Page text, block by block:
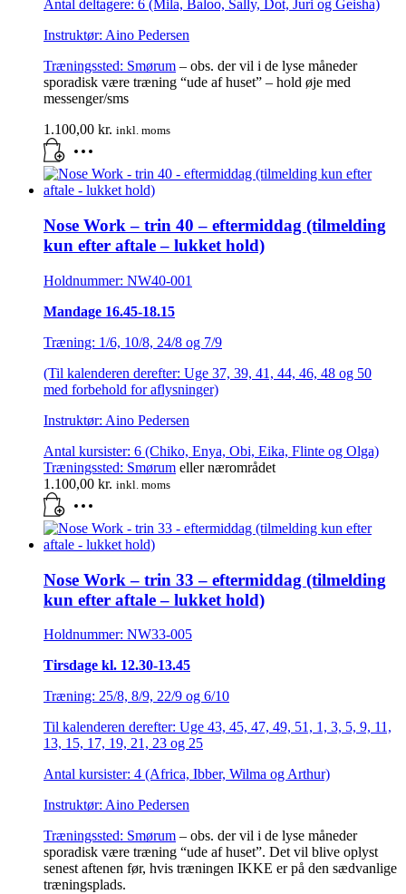
Antal deltagere: 6 (Mila, Baloo, Sally, Dot, Juri og Geisha)
Instruktør: Aino Pedersen
Træningssted: Smørum – obs. der vil i de lyse måneder
sporadisk være træning “ude af huset” – hold øje med
messenger/sms
1.100,00 kr. inkl. moms
Nose Work – trin 40 – eftermiddag (tilmelding
kun efter aftale – lukket hold)
Holdnummer: NW40-001
Mandage 16.45-18.15
Træning: 1/6, 10/8, 24/8 og 7/9
(Til kalenderen derefter: Uge 37, 39, 41, 44, 46, 48 og 50
med forbehold for aflysninger)
Instruktør: Aino Pedersen
Antal kursister: 6 (Chiko, Enya, Obi, Eika, Flinte og Olga)
Træningssted: Smørum eller nærområdet
1.100,00 kr. inkl. moms
Nose Work – trin 33 – eftermiddag (tilmelding
kun efter aftale – lukket hold)
Holdnummer: NW33-005
Tirsdage kl. 12.30-13.45
Træning: 25/8, 8/9, 22/9 og 6/10
Til kalenderen derefter: Uge 43, 45, 47, 49, 51, 1, 3, 5, 9, 11,
13, 15, 17, 19, 21, 23 og 25
Antal kursister: 4 (Africa, Ibber, Wilma og Arthur)
Instruktør: Aino Pedersen
Træningssted: Smørum – obs. der vil i de lyse måneder
sporadisk være træning “ude af huset”. Det vil blive oplyst
senest aftenen før, hvis træningen IKKE er på den sædvanlige
træningsplads.